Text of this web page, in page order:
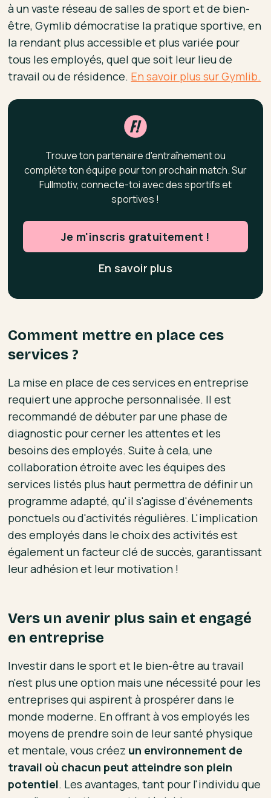
à un vaste réseau de salles de sport et de bien-
être, Gymlib démocratise la pratique sportive, en
la rendant plus accessible et plus variée pour
tous les employés, quel que soit leur lieu de
travail ou de résidence. En savoir plus sur Gymlib.
Trouve ton partenaire d'entraînement ou
complète ton équipe pour ton prochain match. Sur
Fullmotiv, connecte-toi avec des sportifs et
sportives !
Je m'inscris gratuitement !
En savoir plus
Comment mettre en place ces
services ?
La mise en place de ces services en entreprise
requiert une approche personnalisée. Il est
recommandé de débuter par une phase de
diagnostic pour cerner les attentes et les
besoins des employés. Suite à cela, une
collaboration étroite avec les équipes des
services listés plus haut permettra de définir un
programme adapté, qu'il s'agisse d'événements
ponctuels ou d'activités régulières. L'implication
des employés dans le choix des activités est
également un facteur clé de succès, garantissant
leur adhésion et leur motivation !
Vers un avenir plus sain et engagé
en entreprise
Investir dans le sport et le bien-être au travail
n'est plus une option mais une nécessité pour les
entreprises qui aspirent à prospérer dans le
monde moderne. En offrant à vos employés les
moyens de prendre soin de leur santé physique
et mentale, vous créez un environnement de
travail où chacun peut atteindre son plein
potentiel. Les avantages, tant pour l'individu que